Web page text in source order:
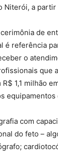
a partir
de
é referência
o
que
1,1 milhão
com
do feto –